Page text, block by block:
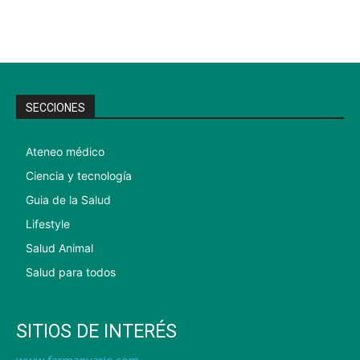
SECCIONES
Ateneo médico
Ciencia y tecnología
Guia de la Salud
Lifestyle
Salud Animal
Salud para todos
SITIOS DE INTERÉS